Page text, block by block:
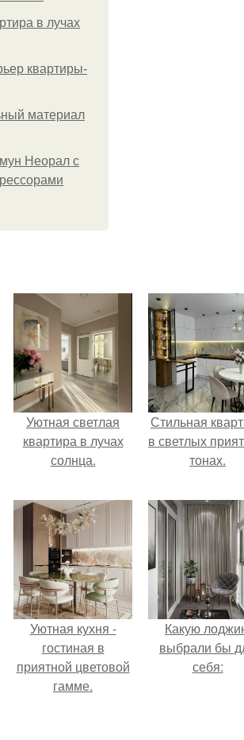
в лучах
квартиры-
материал
Неорал с
Уютная светлая
квартира в лучах
солнца.
Стильная
в светлых
тонах.
Уютная кухня -
гостиная в
приятной цветовой
гамме.
Какую
выбрали бы
себя: